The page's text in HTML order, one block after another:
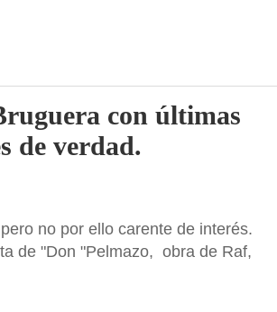
con últimas
de verdad.
no por ello carente de interés.
de "Don "Pelmazo, obra de Raf,